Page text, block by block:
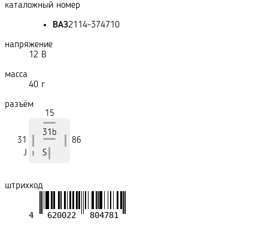
каталожный номер
ВАЗ2114-374710
напряжение
12 В
масса
40 г
разъём
15
31
31b
86
J
S
штрихкод